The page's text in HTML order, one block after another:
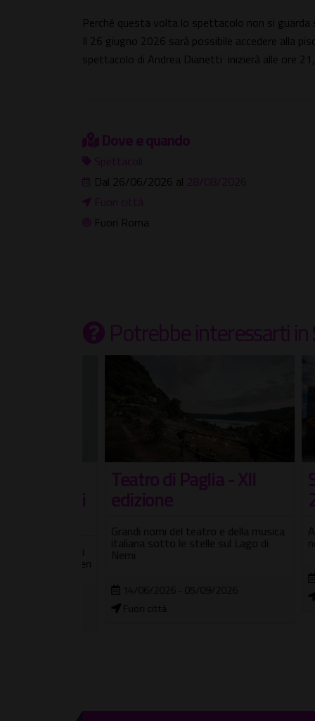
Perché questa volta lo spettacolo non si
Il 26 giugno 2026 sarà possibile accedere alla
spettacolo di Andrea Dianetti inizierà alle ore
Dove e quando
Spettacoli
Dal 26/06/2026 al 28/08/2026
Fuori città
Fuori Roma
Potrebbe interessartiin
Teatro di Paglia - XII
edizione
Grandi nomi del teatro e della musica
italiana sotto le stelle sul Lago di
14/06/2026 - 05/09/2026
Fuori città
A
non